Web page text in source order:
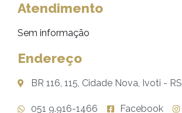
Atendimento
Sem informação
Endereço
BR 116, 115, Cidade Nova, Ivoti - RS
051 9.916-1466 Facebook